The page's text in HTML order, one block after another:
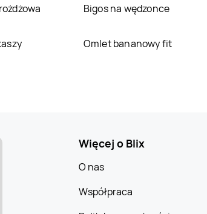
Bigos na wędzonce
Omlet bananowy fit
Więcej o Blix
O nas
Współpraca